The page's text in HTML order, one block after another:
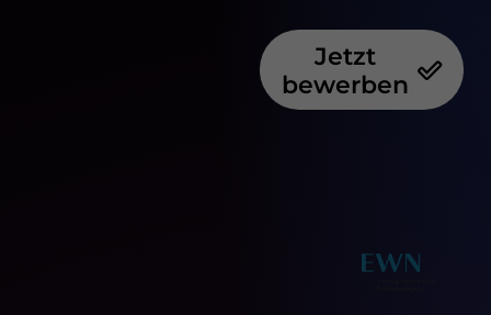
Jetzt
bewerben